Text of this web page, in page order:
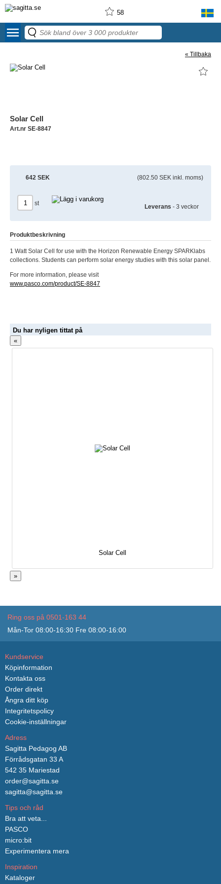
58
menu
« Tillbaka
Solar Cell
Art.nr SE-8847
642 SEK (802.50 SEK inkl. moms)
st
Leverans - 3 veckor
Produktbeskrivning
1 Watt Solar Cell for use with the Horizon Renewable Energy SPARKlabs
collections. Students can perform solar energy studies with this solar panel.
For more information, please visit
www.pasco.com/product/SE-8847
Du har nyligen tittat på
«
Solar Cell
»
Ring oss på 0501-163 44
Mån-Tor 08:00-16:30 Fre 08:00-16:00
Kundservice
Köpinformation
Kontakta oss
Order direkt
Ångra ditt köp
Integritetspolicy
Cookie-inställningar
Adress
Sagitta Pedagog AB
Förrådsgatan 33 A
542 35 Mariestad
order@sagitta.se
sagitta@sagitta.se
Tips och råd
Bra att veta...
PASCO
micro:bit
Experimentera mera
Inspiration
Kataloger